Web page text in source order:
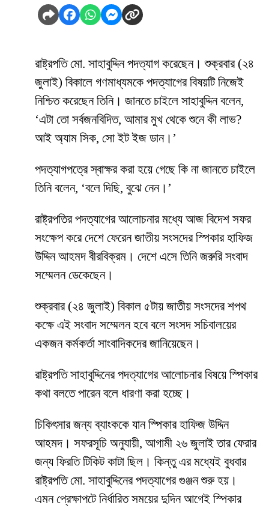
রাষ্ট্রপতি মো. সাহাবুদ্দিন পদত্যাগ করেছেন। শুক্রবার (২৪
জুলাই) বিকালে গণমাধ্যমকে পদত্যাগের বিষয়টি নিজেই
নিশ্চিত করেছেন তিনি। জানতে চাইলে সাহাবুদ্দিন বলেন,
‘এটা তো সর্বজনবিদিত, আমার মুখ থেকে শুনে কী লাভ?
আই অ্যাম সিক, সো ইট ইজ ডান।’
পদত্যাগপত্রে স্বাক্ষর করা হয়ে গেছে কি না জানতে চাইলে
তিনি বলেন, ‘বলে দিছি, বুঝে নেন।’
রাষ্ট্রপতির পদত্যাগের আলোচনার মধ্যে আজ বিদেশ সফর
সংক্ষেপ করে দেশে ফেরেন জাতীয় সংসদের স্পিকার হাফিজ
উদ্দিন আহমদ বীরবিক্রম। দেশে এসে তিনি জরুরি সংবাদ
সম্মেলন ডেকেছেন।
শুক্রবার (২৪ জুলাই) বিকাল ৫টায় জাতীয় সংসদের শপথ
কক্ষে এই সংবাদ সম্মেলন হবে বলে সংসদ সচিবালয়ের
একজন কর্মকর্তা সাংবাদিকদের জানিয়েছেন।
রাষ্ট্রপতি সাহাবুদ্দিনের পদত্যাগের আলোচনার বিষয়ে স্পিকার
কথা বলতে পারেন বলে ধারণা করা হচ্ছে।
চিকিৎসার জন্য ব্যাংককে যান স্পিকার হাফিজ উদ্দিন
আহমদ। সফরসূচি অনুযায়ী, আগামী ২৬ জুলাই তার ফেরার
জন্য ফিরতি টিকিট কাটা ছিল। কিন্তু এর মধ্যেই বুধবার
রাষ্ট্রপতি মো. সাহাবুদ্দিনের পদত্যাগের গুঞ্জন শুরু হয়।
এমন প্রেক্ষাপটে নির্ধারিত সময়ের দুদিন আগেই স্পিকার